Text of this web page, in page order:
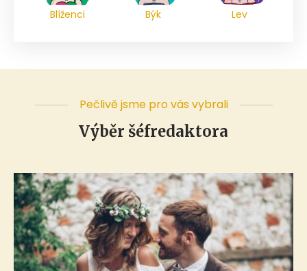
Blíženci Býk Lev
Pečlivě jsme pro vás vybrali
Výběr šéfredaktora